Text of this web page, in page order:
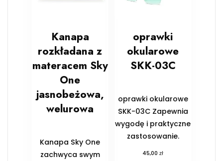
Kanapa
rozkładana z
materacem Sky
One
jasnobeżowa,
welurowa
Kanapa Sky One
zachwyca swym
oprawki
okularowe
SKK-03C
oprawki okularowe
SKK-03C Zapewnia
wygodę i praktyczne
zastosowanie.
45,00zł